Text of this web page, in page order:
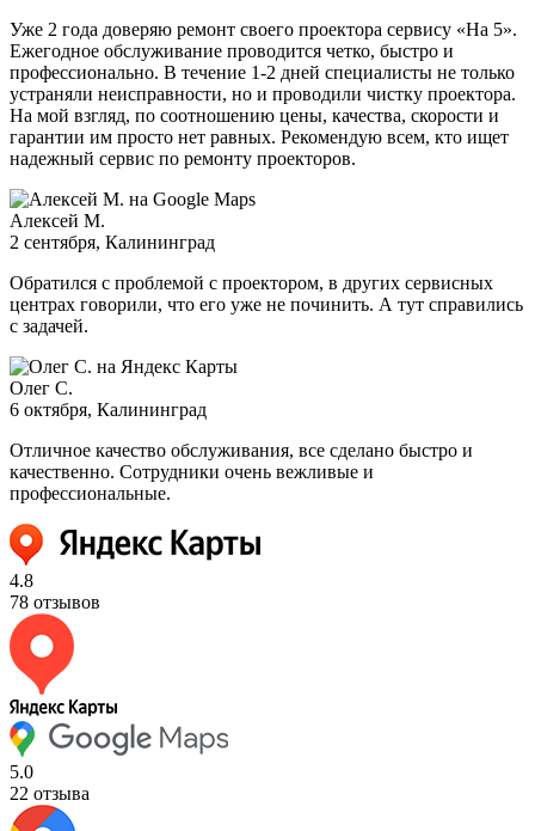
Уже 2 года доверяю ремонт своего проектора сервису «На 5».
Ежегодное обслуживание проводится четко, быстро и
профессионально. В течение 1-2 дней специалисты не только
устраняли неисправности, но и проводили чистку проектора.
На мой взгляд, по соотношению цены, качества, скорости и
гарантии им просто нет равных. Рекомендую всем, кто ищет
надежный сервис по ремонту проекторов.
Алексей М.
2 сентября, Калининград
Обратился с проблемой с проектором, в других сервисных
центрах говорили, что его уже не починить. А тут справились
с задачей.
Олег С.
6 октября, Калининград
Отличное качество обслуживания, все сделано быстро и
качественно. Сотрудники очень вежливые и
профессиональные.
4.8
78 отзывов
5.0
22 отзыва